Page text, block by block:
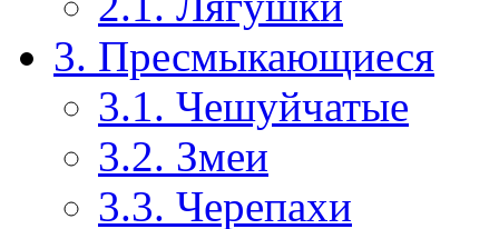
3. Пресмыкающиеся
3.1. Чешуйчатые
3.2. Змеи
3.3. Черепахи